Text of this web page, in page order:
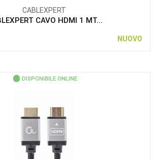
CABLEXPERT
CAVO HDMI 1 MT...
NUOVO
DISPONIBILE ONLINE